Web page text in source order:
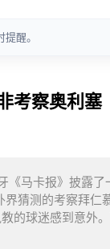
考察奥利塞
马卡报》披露
猜测的考察拜仁
的球迷感到意外